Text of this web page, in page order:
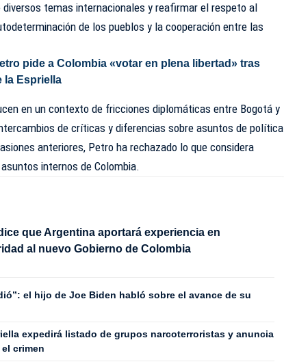
diversos temas internacionales y reafirmar el respeto al
de los pueblos y la cooperación entre las
pide a Colombia «votar en plena libertad» tras
la Espriella
en un contexto de fricciones diplomáticas entre Bogotá y
de críticas y diferencias sobre asuntos de política
anteriores, Petro ha rechazado lo que considera
internos de Colombia.
que Argentina aportará experiencia en
al nuevo Gobierno de Colombia
el hijo de Joe Biden habló sobre el avance de su
expedirá listado de grupos narcoterroristas y anuncia
crimen